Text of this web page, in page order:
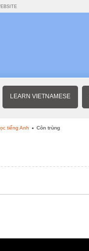
LEARN VIETNAMESE
tiếng Anh Côn trùng